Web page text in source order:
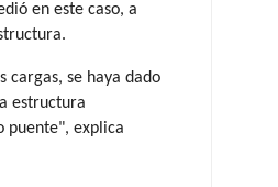
en este caso, a
cargas, se haya dado
estructura
puente", explica